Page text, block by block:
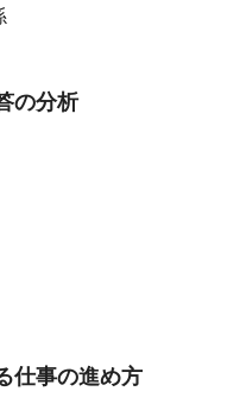
の分析
仕事の進め方